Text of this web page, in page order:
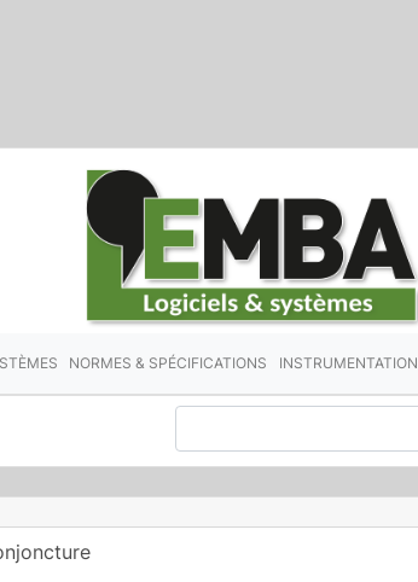
NORMES & SPÉCIFICATIONS INSTRUMENTATION